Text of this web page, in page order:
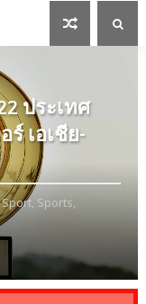
ประเทศ
ร์ เอเชีย-
Sport, Sports,